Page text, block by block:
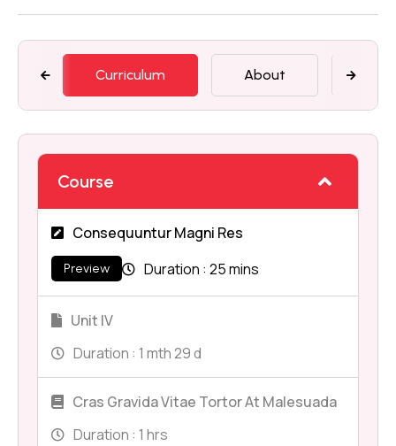
Curriculum About
Course
Consequuntur Magni Res
Preview Duration : 25 mins
Unit IV
Duration : 1 mth 29 d
Cras Gravida Vitae Tortor At Malesuada
Duration : 1 hrs